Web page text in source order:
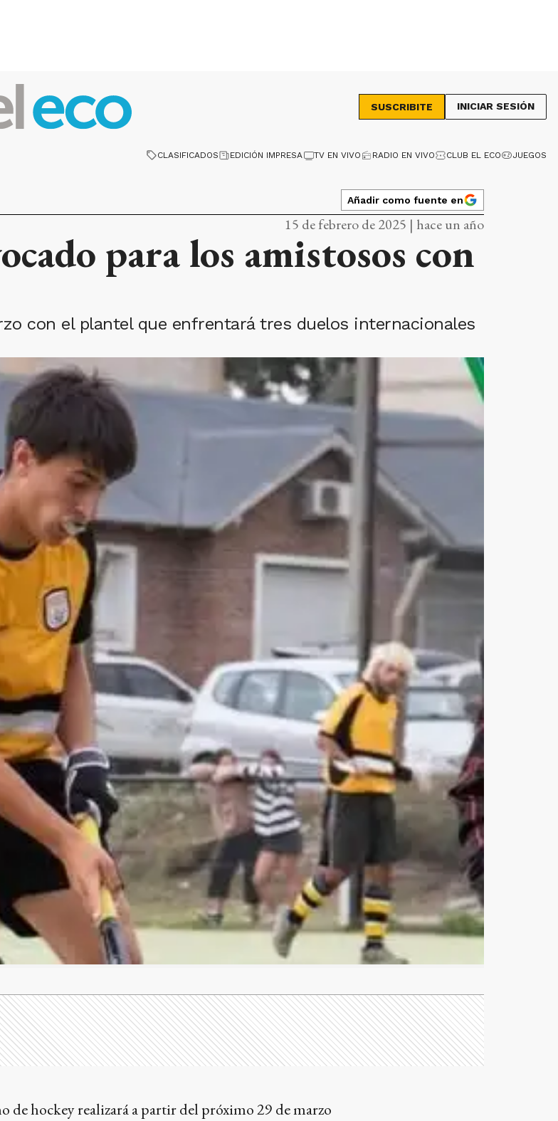
SUSCRIBITE INICIAR SESIÓN
CLASIFICADOS EDICIÓN IMPRESA TV EN VIVO RADIO EN VIVO CLUB EL ECO JUEGOS
Añadir como fuente en
15 de febrero de 2025 | hace un año
para los amistosos con
con el plantel que enfrentará tres duelos internacionales
de hockey realizará a partir del próximo 29 de marzo